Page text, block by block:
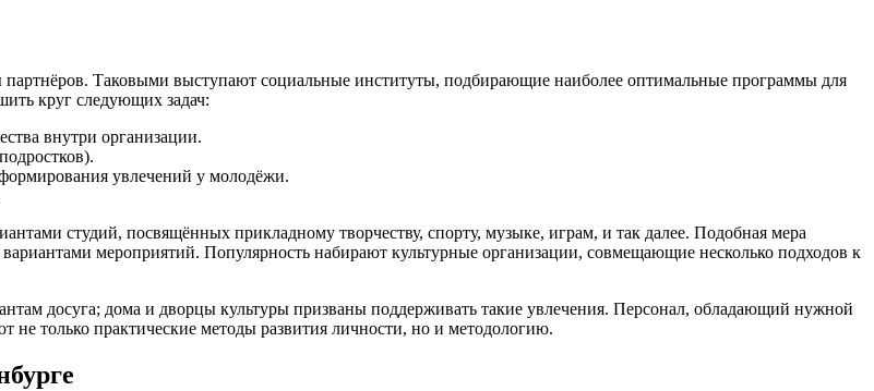
партнёров. Таковыми выступают социальные институты, подбирающие наиболее оптимальные программы для
круг следующих задач:
внутри организации.
увлечений у молодёжи.
студий, посвящённых прикладному творчеству, спорту, музыке, играм, и так далее. Подобная мера
мероприятий. Популярность набирают культурные организации, совмещающие несколько подходов к
досуга; дома и дворцы культуры призваны поддерживать такие увлечения. Персонал, обладающий нужной
только практические методы развития личности, но и методологию.